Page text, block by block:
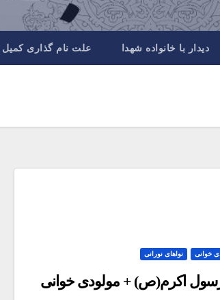
دیدار با خانواده شهدا علت نام گذاری
خوانی نواهای نورانی
اکرم(ص) + مولودی خوانی